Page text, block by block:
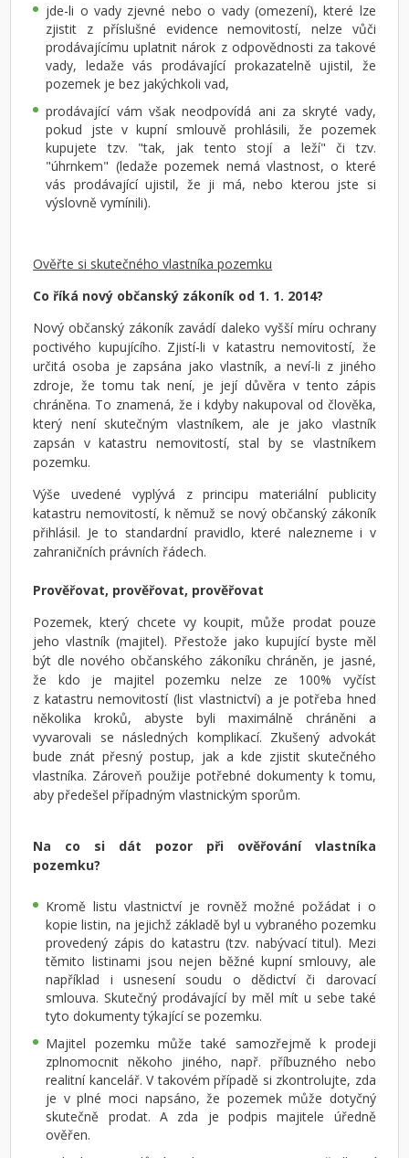
jde-li o vady zjevné nebo o vady (omezení), které lze
zjistit z příslušné evidence nemovitostí, nelze vůči
prodávajícímu uplatnit nárok z odpovědnosti za takové
vady, ledaže vás prodávající prokazatelně ujistil, že
pozemek je bez jakýchkoli vad,
prodávající vám však neodpovídá ani za skryté vady,
pokud jste v kupní smlouvě prohlásili, že pozemek
kupujete tzv. "tak, jak tento stojí a leží" či tzv.
"úhrnkem" (ledaže pozemek nemá vlastnost, o které
vás prodávající ujistil, že ji má, nebo kterou jste si
výslovně vymínili).
Ověřte si skutečného vlastníka pozemku
Co říká nový občanský zákoník od 1. 1. 2014?
Nový občanský zákoník zavádí daleko vyšší míru ochrany
poctivého kupujícího. Zjistí-li v katastru nemovitostí, že
určitá osoba je zapsána jako vlastník, a neví-li z jiného
zdroje, že tomu tak není, je její důvěra v tento zápis
chráněna. To znamená, že i kdyby nakupoval od člověka,
který není skutečným vlastníkem, ale je jako vlastník
zapsán v katastru nemovitostí, stal by se vlastníkem
pozemku.
Výše uvedené vyplývá z principu materiální publicity
katastru nemovitostí, k němuž se nový občanský zákoník
přihlásil. Je to standardní pravidlo, které nalezneme i v
zahraničních právních řádech.
Prověřovat, prověřovat, prověřovat
Pozemek, který chcete vy koupit, může prodat pouze
jeho vlastník (majitel). Přestože jako kupující byste měl
být dle nového občanského zákoníku chráněn, je jasné,
že kdo je majitel pozemku nelze ze 100% vyčíst
z katastru nemovitostí (list vlastnictví) a je potřeba hned
několika kroků, abyste byli maximálně chráněni a
vyvarovali se následných komplikací. Zkušený advokát
bude znát přesný postup, jak a kde zjistit skutečného
vlastníka. Zároveň použije potřebné dokumenty k tomu,
aby předešel případným vlastnickým sporům.
Na co si dát pozor při ověřování vlastníka
pozemku?
Kromě listu vlastnictví je rovněž možné požádat i o
kopie listin, na jejichž základě byl u vybraného pozemku
provedený zápis do katastru (tzv. nabývací titul). Mezi
těmito listinami jsou nejen běžné kupní smlouvy, ale
například i usnesení soudu o dědictví či darovací
smlouva. Skutečný prodávající by měl mít u sebe také
tyto dokumenty týkající se pozemku.
Majitel pozemku může také samozřejmě k prodeji
zplnomocnit někoho jiného, např. příbuzného nebo
realitní kancelář. V takovém případě si zkontrolujte, zda
je v plné moci napsáno, že pozemek může dotyčný
skutečně prodat. A zda je podpis majitele úředně
ověřen.